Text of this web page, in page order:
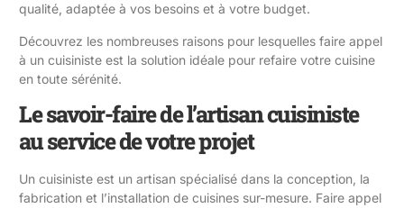
qualité, adaptée à vos besoins et à votre budget.
Découvrez les nombreuses raisons pour lesquelles faire appel
à un cuisiniste est la solution idéale pour refaire votre cuisine
en toute sérénité.
Le savoir-faire de l’artisan cuisiniste
au service de votre projet
Un cuisiniste est un artisan spécialisé dans la conception, la
fabrication et l’installation de cuisines sur-mesure. Faire appel